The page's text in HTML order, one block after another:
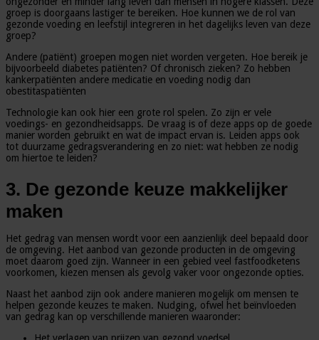
groep is doorgaans lastiger te bereiken. Hoe kunnen we de rol van
gezonde voeding en leefstijl integreren in het dagelijks leven van deze
groep?
Andere (patiënt) groepen mogen niet worden vergeten. Hoe bereik je
bijvoorbeeld diabetes patiënten? Of chronisch zieken? Zo hebben
kankerpatiënten andere medicatie en voeding nodig dan
obestitaspatiënten
Technologie kan ook hier een grote rol spelen. Zo zijn er vele
voedings- en gezondheidsapps. De vraag is of deze apps op de goede
manier worden gebruikt en wat de impact ervan is. Leiden apps ook
tot duurzame gedragsverandering en zo niet: wat hebben ze nodig
om hiertoe te leiden?
3. De gezonde keuze makkelijker
maken
Het gedrag van mensen wordt voor een aanzienlijk deel bepaald door
de omgeving. Het aanbod van gezonde producten in de omgeving
moet daarom goed zijn. Wanneer in een gebied veel fastfoodketens
voorkomen, kiezen mensen als gevolg vaker voor ongezonde opties.
Naast het aanbod zijn ook andere manieren mogelijk om mensen te
helpen gezonde keuzes te maken. Nudging, ofwel het beïnvloeden
van gedrag kan op verschillende manieren waaronder: